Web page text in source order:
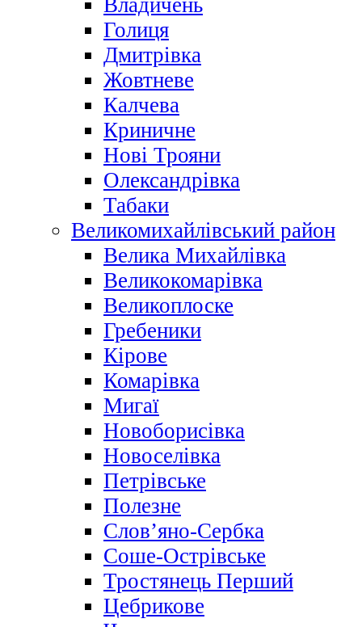
Владичень
Голиця
Дмитрівка
Жовтневе
Калчева
Криничне
Нові Трояни
Олександрівка
Табаки
Великомихайлівський район
Велика Михайлівка
Великокомарівка
Великоплоске
Гребеники
Кірове
Комарівка
Мигаї
Новоборисівка
Новоселівка
Петрівське
Полезне
Слов’яно-Сербка
Соше-Острівське
Тростянець Перший
Цебрикове